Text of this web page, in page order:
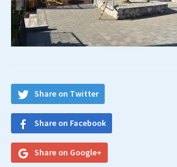
Share on Twitter
Share on Facebook
Share on Google+